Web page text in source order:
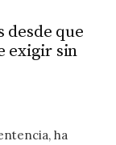
desde que
exigir sin
ha